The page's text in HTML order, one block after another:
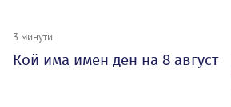
3 минути
Кой има имен ден на 8 август